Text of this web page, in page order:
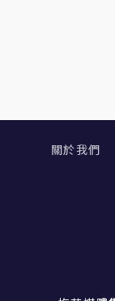
關於我們